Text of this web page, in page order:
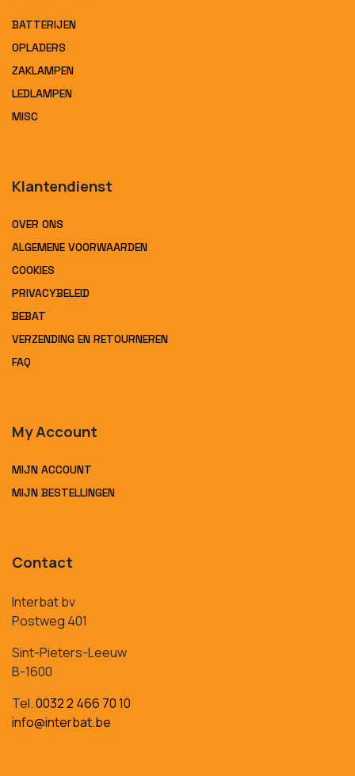
BATTERIJEN
OPLADERS
ZAKLAMPEN
LEDLAMPEN
MISC
Klantendienst
OVER ONS
ALGEMENE VOORWAARDEN
COOKIES
PRIVACYBELEID
BEBAT
VERZENDING EN RETOURNEREN
FAQ
My Account
MIJN ACCOUNT
MIJN BESTELLINGEN
Contact
Interbat bv
Postweg 401
Sint-Pieters-Leeuw
B-1600
Tel.0032 2 466 70 10
info@interbat.be